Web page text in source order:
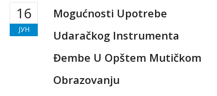
16
ЈУН
Mogućnosti Upotrebe
Udaračkog Instrumenta
Đembe U Opštem Mutičkom
Obrazovanju